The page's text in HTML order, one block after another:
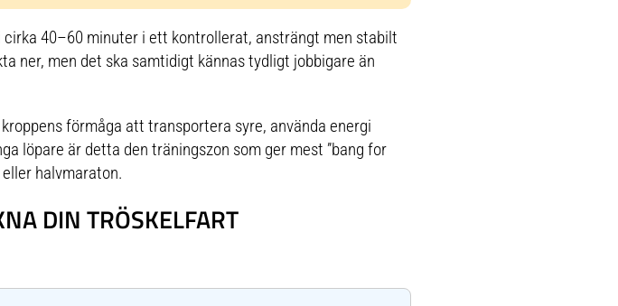
40–60 minuter i ett kontrollerat, ansträngt men stabilt
ner, men det ska samtidigt kännas tydligt jobbigare än
förmåga att transportera syre, använda energi
löpare är detta den träningszon som ger mest ”bang for
halvmaraton.
DIN TRÖSKELFART